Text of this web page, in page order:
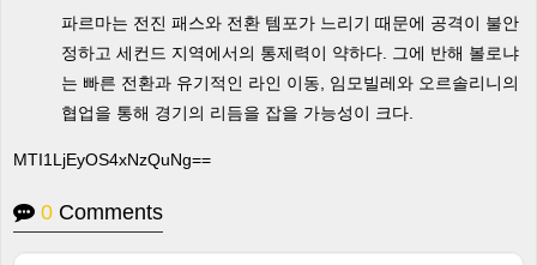
파르마는 전진 패스와 전환 템포가 느리기 때문에 공격이 불안
정하고 세컨드 지역에서의 통제력이 약하다. 그에 반해 볼로냐
는 빠른 전환과 유기적인 라인 이동, 임모빌레와 오르솔리니의
협업을 통해 경기의 리듬을 잡을 가능성이 크다.
MTI1LjEyOS4xNzQuNg==
0 Comments